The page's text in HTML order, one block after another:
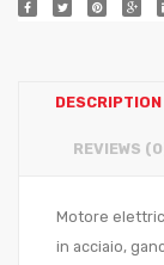
DESCRIPTION
REVIEWS
Motore
in acciaio,